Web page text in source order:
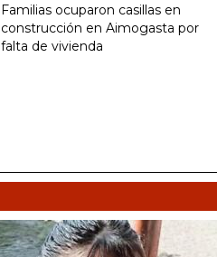
Familias ocuparon casillas en
construcción en Aimogasta por
falta de vivienda